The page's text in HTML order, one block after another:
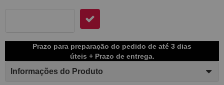
Prazo para preparação do pedido de até 3 dias
úteis + Prazo de entrega.
Informações do Produto